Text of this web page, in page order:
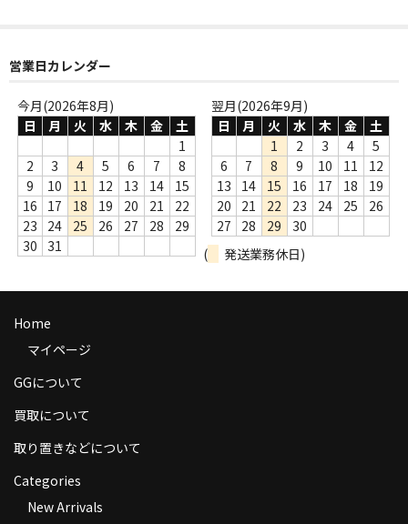
Webのみ no.2
Webのみ no.3
Webのみ no.4
売り切れ
商品の発送
お支払い方法
返品
Privacy Policy
営業日カレンダー
今月(2026年8月)
日
月 火 水 木 金
土
1
2
3 4 5 6 7
8
9
10 11 12 13 14
15
16
17 18 19 20 21
22
23
24 25 26 27 28
29
30
31
翌月(2026年9月)
日
月 火 水 木 金
土
1
2 3 4
5
6
7 8 9 10 11
12
13
14 15 16 17 18
19
20
21 22 23 24 25
26
27
28 29
30
(
発送業務休日)
Home
マイページ
GGについて
買取について
取り置きなどについて
Categories
New Arrivals